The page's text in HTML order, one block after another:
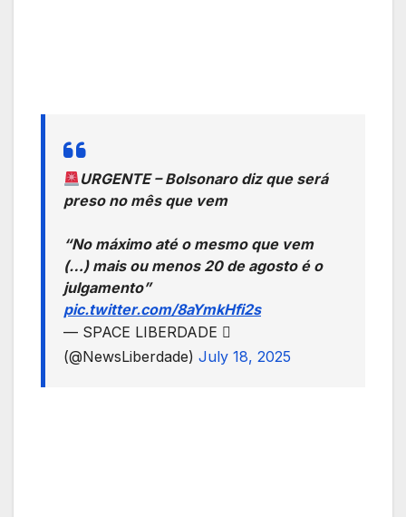
URGENTE – Bolsonaro diz que será
preso no mês que vem
“No máximo até o mesmo que vem
(…) mais ou menos 20 de agosto é o
julgamento”
pic.twitter.com/8aYmkHfi2s
— SPACE LIBERDADE 
(@NewsLiberdade) July 18, 2025